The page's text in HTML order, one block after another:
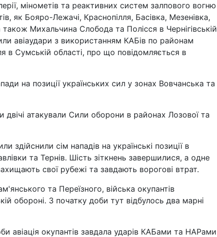
мінометів та реактивних систем залпового вогню
як Бояро-Лежачі, Краснопілля, Басівка, Мезенівка,
Михальчина Слобода та Полісся в Чернігівській
авіаудари з використанням КАБів по районам
в Сумській області, про що повідомляється в
на позиції українських сил у зонах Вовчанська та
двічі атакували Сили оборони в районах Лозової та
здійснили сім нападів на українські позиції в
та Тернів. Шість зіткнень завершилися, а одне
свої рубежі та завдають ворогові втрат.
та Переїзного, війська окупантів
обороні. З початку доби тут відбулось два марні
авіація окупантів завдала ударів КАБами та НАРами